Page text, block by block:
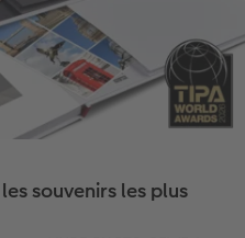
souvenirs les plus